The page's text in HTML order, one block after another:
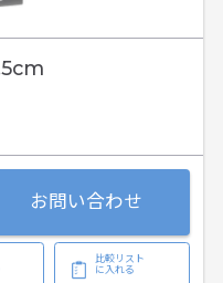
お問い合わせ
比較リスト
に入れる